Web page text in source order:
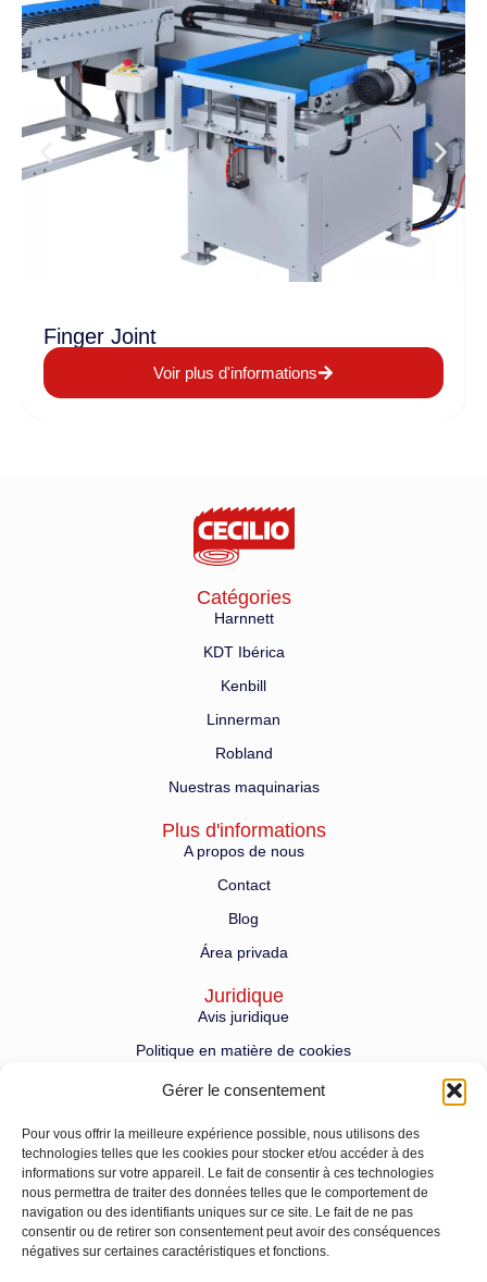
Gérer le consentement
Pour vous offrir la meilleure expérience possible, nous utilisons des
technologies telles que les cookies pour stocker et/ou accéder à des
informations sur votre appareil. Le fait de consentir à ces technologies
nous permettra de traiter des données telles que le comportement de
navigation ou des identifiants uniques sur ce site. Le fait de ne pas
consentir ou de retirer son consentement peut avoir des conséquences
négatives sur certaines caractéristiques et fonctions.
Finger Joint
Voir plus d'informations
Catégories
Harnnett
KDT Ibérica
Kenbill
Linnerman
Robland
Nuestras maquinarias
Plus d'informations
A propos de nous
Contact
Blog
Área privada
Juridique
Avis juridique
Politique en matière de cookies
Politique de confidentialité
Service d'assistance technique
satcecilio@comercialcecilio.es
682 44 18 51
Contáctanos
Ctra Pinto-Fuenlabrada M-506 KM 20,400 28946